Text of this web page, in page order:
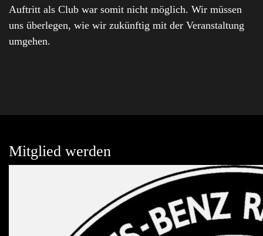
Auftritt als Club war somit nicht möglich. Wir müssen
uns überlegen, wie wir zukünftig mit der Veranstaltung
umgehen.
Mitglied werden